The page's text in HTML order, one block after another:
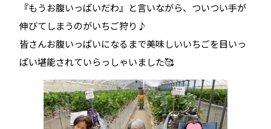
『もうお腹いっぱいだわ』と言いながら、ついつい手が
伸びてしまうのがいちご狩り♪
皆さんお腹いっぱいになるまで美味しいいちごを目いっ
ぱい堪能されていらっしゃいました🥰